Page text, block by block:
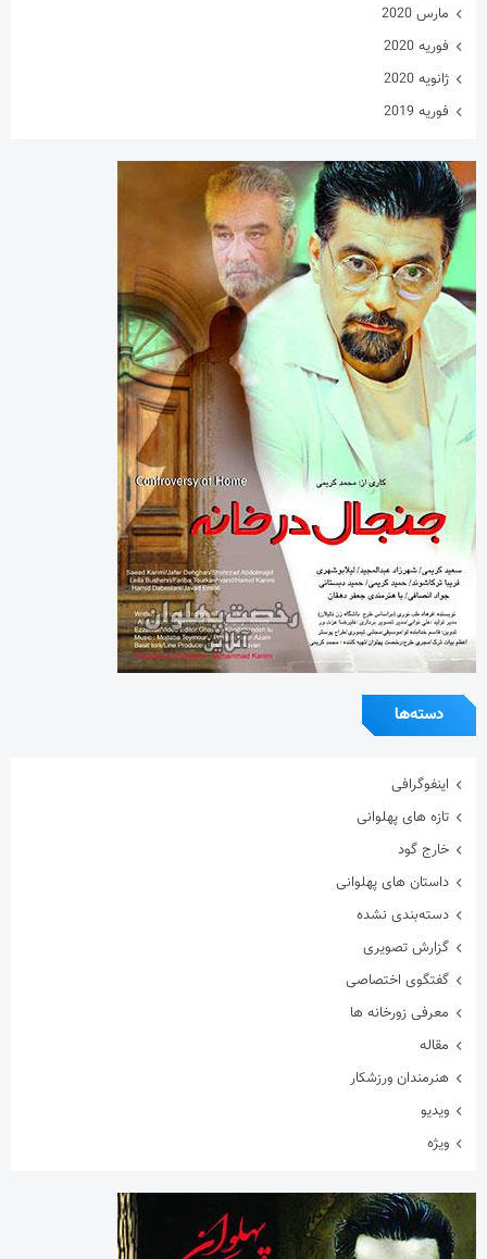
مارس 2020
فوریه 2020
ژانویه 2020
فوریه 2019
دسته‌ها
اینفوگرافی
تازه های پهلوانی
خارج گود
داستان های پهلوانی
دسته‌بندی نشده
گزارش تصویری
گفتگوی اختصاصی
معرفی زورخانه ها
مقاله
هنرمندان ورزشکار
ویدیو
ویژه